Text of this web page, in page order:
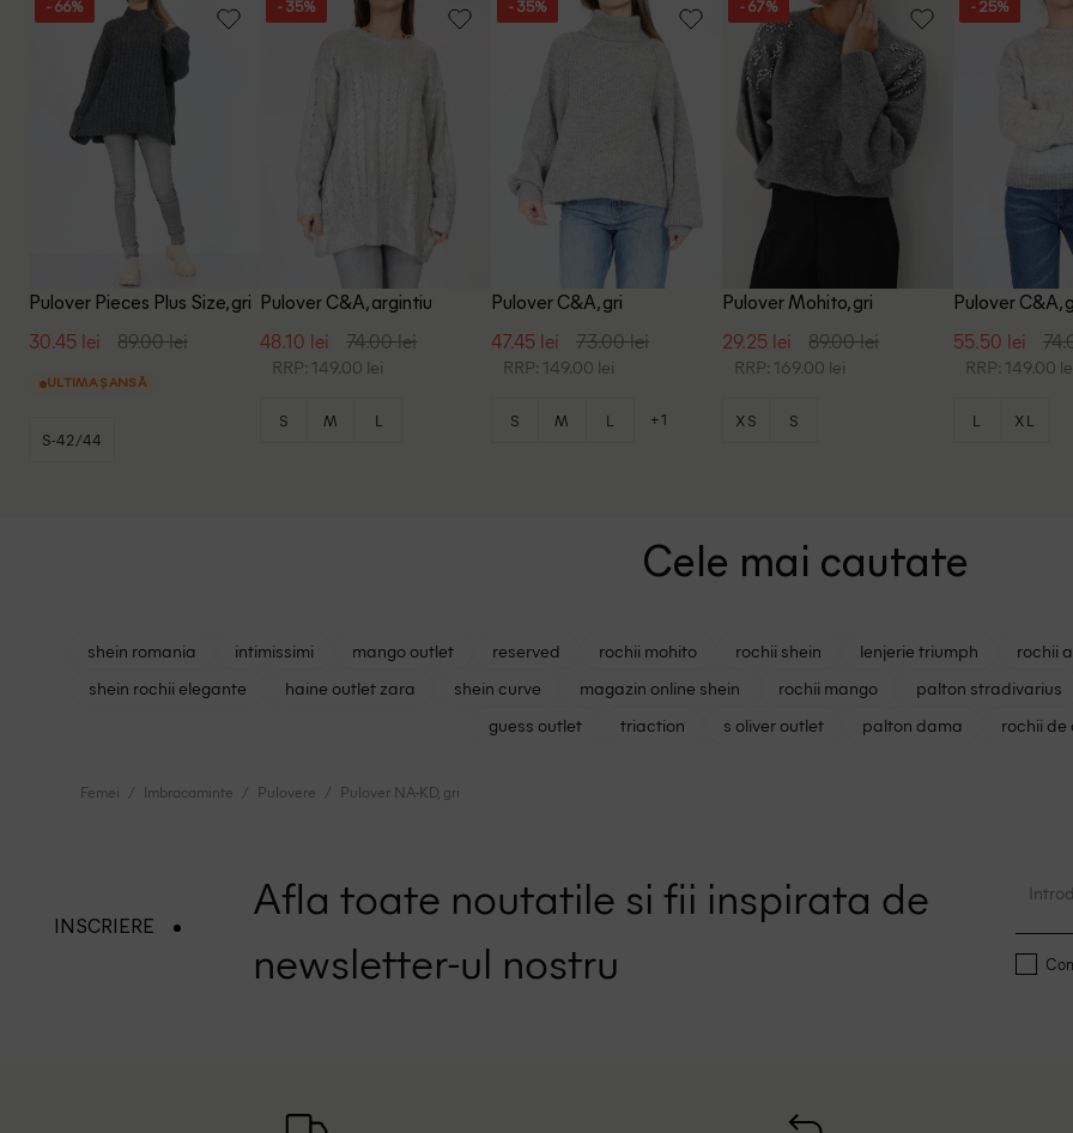
- 66%
Pulover Pieces Plus Size, gri
30.45 lei 89.00 lei
ULTIMA ȘANSĂ
S-42/44
- 35%
Pulover C&A, argintiu
48.10 lei 74.00 lei
RRP: 149.00 lei
S M L
- 35%
Pulover C&A, gri
47.45 lei 73.00 lei
RRP: 149.00 lei
S M L +1
- 67%
Pulover Mohito, gri
29.25 lei 89.00 lei
RRP: 169.00 lei
XS S
- 25%
Pulover C&A,
55.50 lei
RRP: 149.00
L XL
Cele mai cautate
shein romania intimissimi mango outlet reserved rochii mohito rochii shein lenjerie triumph rochii
shein rochii elegante
haine outlet zara shein curve magazin online shein rochii mango palton stradivarius
guess outlet
triaction s oliver outlet palton dama rochii de
Femei Imbracaminte Pulovere Pulover NA-KD, gri
INSCRIERE
Afla toate noutatile si fii inspirata de
newsletter-ul nostru